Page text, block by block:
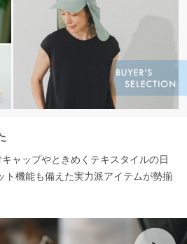
ャップやときめくテキスタイルの日
ト機能も備えた実力派アイテムが勢揃